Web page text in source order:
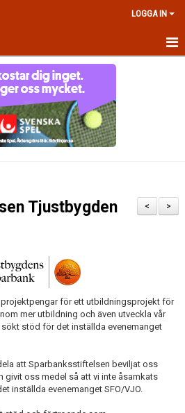
LOGGA IN
>
<
Tjustbygden
för ett utbildningsprojekt för
mer utbildning och även utveckla vår
sökt stöd för det inställda evenemanget
att Sparbanksstiftelsen beviljat oss
givit oss medel så att vi inte åsamkats
inställda evenemanget SFO/VJO.